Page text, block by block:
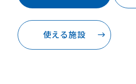
使える施設